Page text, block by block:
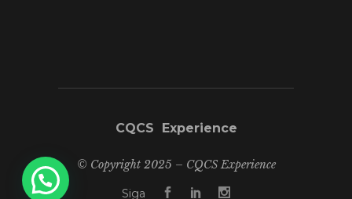
CQCS Experience
© Copyright 2025 – CQCS Experience
Siga